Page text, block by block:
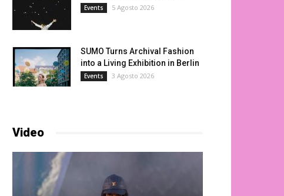
Dior presents Harry Styles
Rosalba Radica - 5 Agosto 2026
Events 5 Agosto 2026
SUMO Turns Archival Fashion
into a Living Exhibition in Berlin
Events 3 Agosto 2026
Video